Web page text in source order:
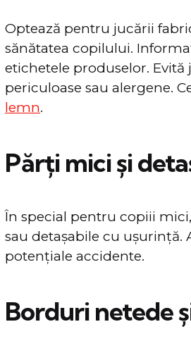
Optează pentru jucării
sănătatea copilului.
etichetele produselor.
periculoase sau alergene.
lemn.
Părți mici și
În special pentru copiii
sau detașabile cu ușurință.
potențiale accidente.
Borduri netede